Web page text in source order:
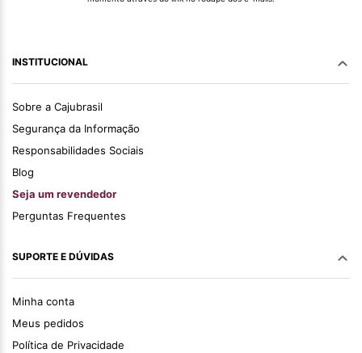
INSTITUCIONAL
Sobre a Cajubrasil
Segurança da Informação
Responsabilidades Sociais
Blog
Seja um revendedor
Perguntas Frequentes
SUPORTE E DÚVIDAS
Minha conta
Meus pedidos
Política de Privacidade